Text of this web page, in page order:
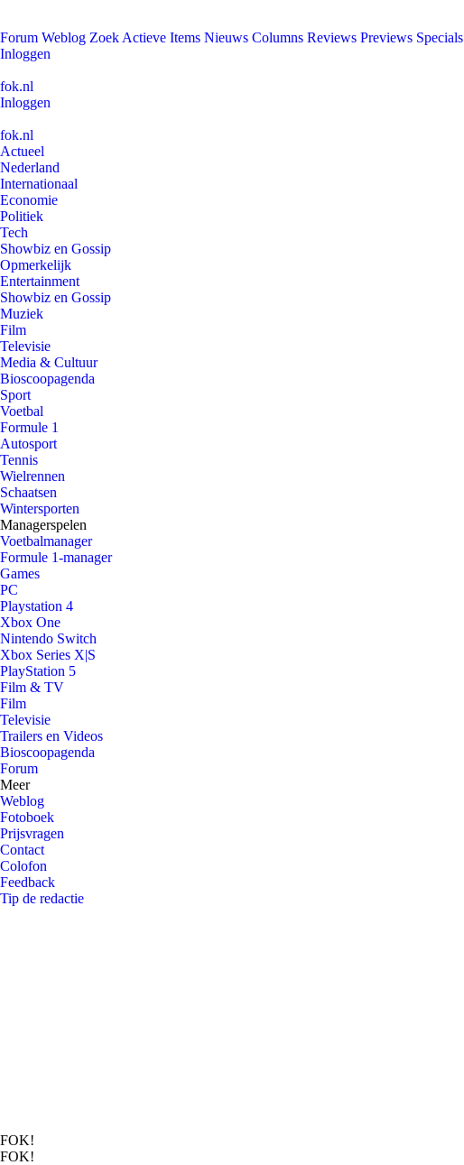
Forum Weblog Zoek Actieve Items Nieuws Columns Reviews Previews Specials
Inloggen
fok.nl
Inloggen
fok.nl
Actueel
Nederland
Internationaal
Economie
Politiek
Tech
Showbiz en Gossip
Opmerkelijk
Entertainment
Showbiz en Gossip
Muziek
Film
Televisie
Media & Cultuur
Bioscoopagenda
Sport
Voetbal
Formule 1
Autosport
Tennis
Wielrennen
Schaatsen
Wintersporten
Managerspelen
Voetbalmanager
Formule 1-manager
Games
PC
Playstation 4
Xbox One
Nintendo Switch
Xbox Series X|S
PlayStation 5
Film & TV
Film
Televisie
Trailers en Videos
Bioscoopagenda
Forum
Meer
Weblog
Fotoboek
Prijsvragen
Contact
Colofon
Feedback
Tip de redactie
FOK!
FOK!